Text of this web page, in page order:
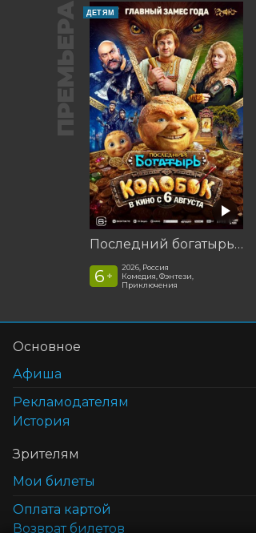
ПРЕМЬЕРА ДЕТЯМ
Последний богатырь. Колобок
6 +
2026, Россия
Комедия, Фэнтези,
Приключения
Основное
Афиша
Рекламодателям
История
Зрителям
Мои билеты
Оплата картой
Возврат билетов